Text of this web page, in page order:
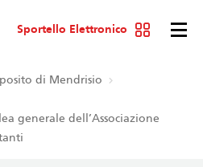
Sportello Elettronico
di Mendrisio
generale dell’Associazione